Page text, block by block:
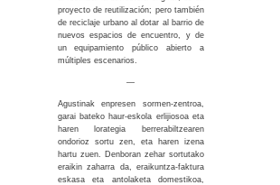
proyecto de reutilización; pero también
de reciclaje urbano al dotar al barrio de
nuevos espacios de encuentro, y de
un equipamiento público abierto a
múltiples escenarios.
—
Agustinak enpresen sormen-zentroa,
garai bateko haur-eskola erlijiosoa eta
haren lorategia berrerabiltzearen
ondorioz sortu zen, eta haren izena
hartu zuen. Denboran zehar sortutako
eraikin zaharra da, eraikuntza-faktura
eskasa eta antolaketa domestikoa,